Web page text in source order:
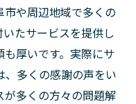
や周辺地域で多くの
たサービスを提供し
厚いです。実際にサ
、多くの感謝の声をい
が多くの方々の問題解